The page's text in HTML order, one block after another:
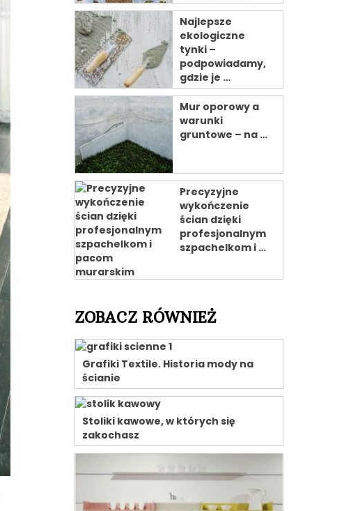
Najlepsze
ekologiczne
tynki –
podpowiadamy,
gdzie je …
Mur oporowy a
warunki
gruntowe – na …
Precyzyjne
wykończenie
ścian dzięki
profesjonalnym
szpachelkom i …
ZOBACZ RÓWNIEŻ
Grafiki Textile. Historia mody na
ścianie
Stoliki kawowe, w których się
zakochasz